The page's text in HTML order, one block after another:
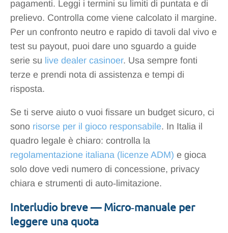
pagamenti. Leggi i termini su limiti di puntata e di
prelievo. Controlla come viene calcolato il margine.
Per un confronto neutro e rapido di tavoli dal vivo e
test su payout, puoi dare uno sguardo a guide
serie su live dealer casinoer. Usa sempre fonti
terze e prendi nota di assistenza e tempi di
risposta.
Se ti serve aiuto o vuoi fissare un budget sicuro, ci
sono risorse per il gioco responsabile. In Italia il
quadro legale è chiaro: controlla la
regolamentazione italiana (licenze ADM) e gioca
solo dove vedi numero di concessione, privacy
chiara e strumenti di auto‑limitazione.
Interludio breve — Micro‑manuale per
leggere una quota